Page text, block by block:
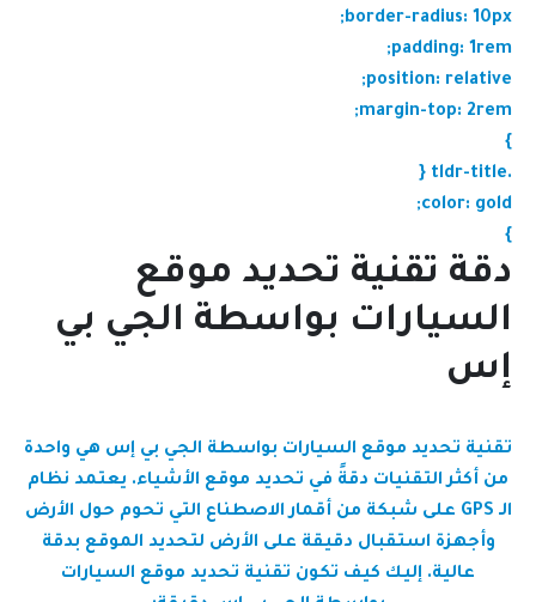
border-radius: 10px;
padding: 1rem;
position: relative;
margin-top: 2rem;
}
.tldr-title {
color: gold;
}
دقة تقنية تحديد موقع
السيارات بواسطة الجي بي
إس
تقنية تحديد موقع السيارات بواسطة الجي بي إس هي واحدة
من أكثر التقنيات دقةً في تحديد موقع الأشياء. يعتمد نظام
الـ GPS على شبكة من أقمار الاصطناع التي تحوم حول الأرض
وأجهزة استقبال دقيقة على الأرض لتحديد الموقع بدقة
عالية. إليك كيف تكون تقنية تحديد موقع السيارات